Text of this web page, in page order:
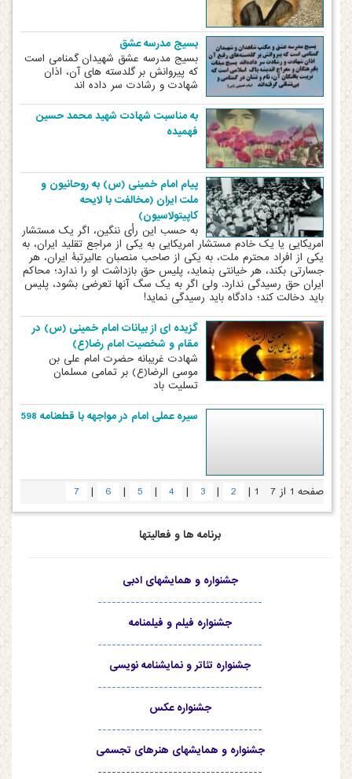
بسیج مدرسه عشق
بسیج مدرسه عشق شهیدان گمنامی است
که پیروانش بر گلدسته های آن، اذان
شهادت و رشادت سر داده اند
به مناسبت شهادت شهید محمد حسین
فهمیده
پیام امام خمینی (س) به روحانیون و
ملت ایران (مخالفت با لایحه
کاپیتولاسیون)
به حسب این رأی ننگین، اگر یک مستشار
امریکایی یا یک خادم مستشار امریکایی‏‎ ‎‏به یکی از مراجع تقلید ایران، به
یکی از افراد محترم ملت، به یکی از صاحب منصبان‏‎ ‎‏عالیرتبۀ ایران، هر
جسارتی بکند، هر خیانتی بنماید، پلیس حق بازداشت او را ندارد؛‏ ‏محاکم
ایران حق رسیدگی ندارد. ولی اگر به یک سگ آنها تعرضی بشود، پلیس
باید‏‎ ‎‏دخالت کند؛ دادگاه باید رسیدگی نماید!‏‏‏
گزیده ای از بیانات امام خمینی (س) در
مقام و شخصیت امام رضا(ع)
شهادت غریبانه حضرت امام علی بن
موسی الرضا(ع) بر تمامی مسلمان
تسلیت باد
سیره عملی امام در مواجهه با قطعنامه 598
صفحه 1 از 7 1
|
2
|
3
|
4
|
5
|
6
|
7
برنامه ها و فعالیتها
جشنواره و همایشهای ادبی
-----------------------------------
جشنواره فیلم و فیلمنامه
-----------------------------------
جشنواره تئاتر و نمایشنامه نویسی
-----------------------------------
جشنواره عکس
-----------------------------------
جشنواره و همایشهای هنرهای تجسمی
-----------------------------------